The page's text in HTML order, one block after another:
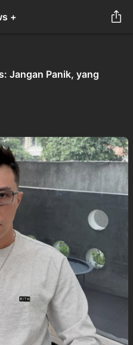
+
Jangan Panik, yang